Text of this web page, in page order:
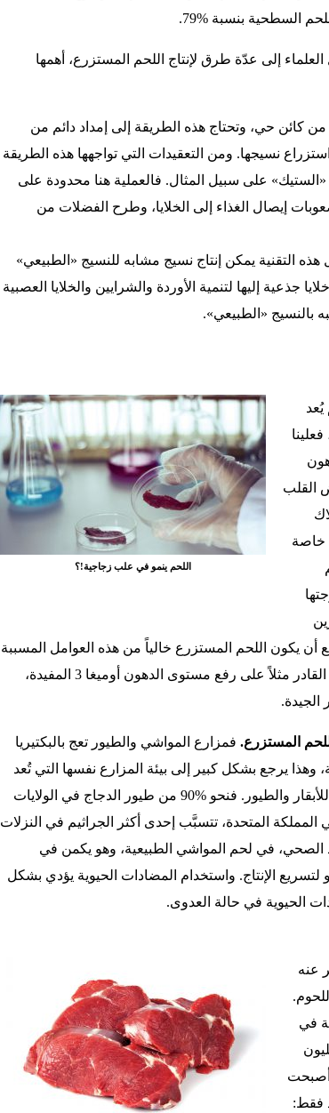
السطحية بنسبة %79.
إلى عدّة طرق لإنتاج اللحم المستزرع، أهمها
كائن حي، وتحتاج هذه الطريقة إلى إمداد دائم من
نسيجها. ومن التعقيدات التي تواجهها هذه الطريقة
على سبيل المثال. فالعملية هنا محدودة على
إيصال الغذاء إلى الخلايا، وطرح الفضلات من
هذه التقنية يمكن إنتاج نسيج مشابه للنسيج «الطبيعي»
جذعية إليها لتنمية الأوردة والشرايين والخلايا العصبية
بالنسيج «الطبيعي».
اللحم ينمو في علب زجاجية!؟
القلب
خاصة
أن يكون اللحم المستزرع خالياً من هذه العوامل المسببة
للمتاعب الصحية من خلال التعديل الجيني، القادر مثلاً على رفع مستوى الدهون أوميغا 3 المفيدة،
المستزرع. فمزارع المواشي والطيور تعج بالبكتيريا
وهذا يرجع بشكل كبير إلى بيئة المزارع نفسها التي تُعد
حاضنة للبكتيريا والفيروسات، وليس فقط للأبقار والطيور. فنحو %90 من طيور الدجاج في الولايات
وما بين 50 و%75 منها في المملكة المتحدة، تتسبَّب إحدى أكثر الجراثيم في النزلات
الصحي، في لحم المواشي الطبيعية، وهو يكمن في
لتسريع الإنتاج. واستخدام المضادات الحيوية يؤدي بشكل
الحيوية في حالة العدوى.
عنه
في
وحدها إلى أكثر من 800 مليون
أصبحت
فقط: